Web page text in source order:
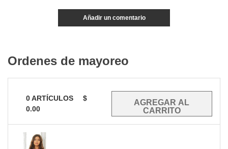
Añadir un comentario
Ordenes de mayoreo
0ARTÍCULOS
$
0.00